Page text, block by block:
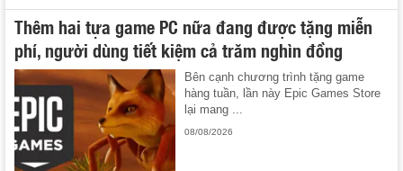
Thêm hai tựa game PC nữa đang được tặng miễn
phí, người dùng tiết kiệm cả trăm nghìn đồng
Bên cạnh chương trình tặng game
hàng tuần, lần này Epic Games Store
lại mang ...
08/08/2026